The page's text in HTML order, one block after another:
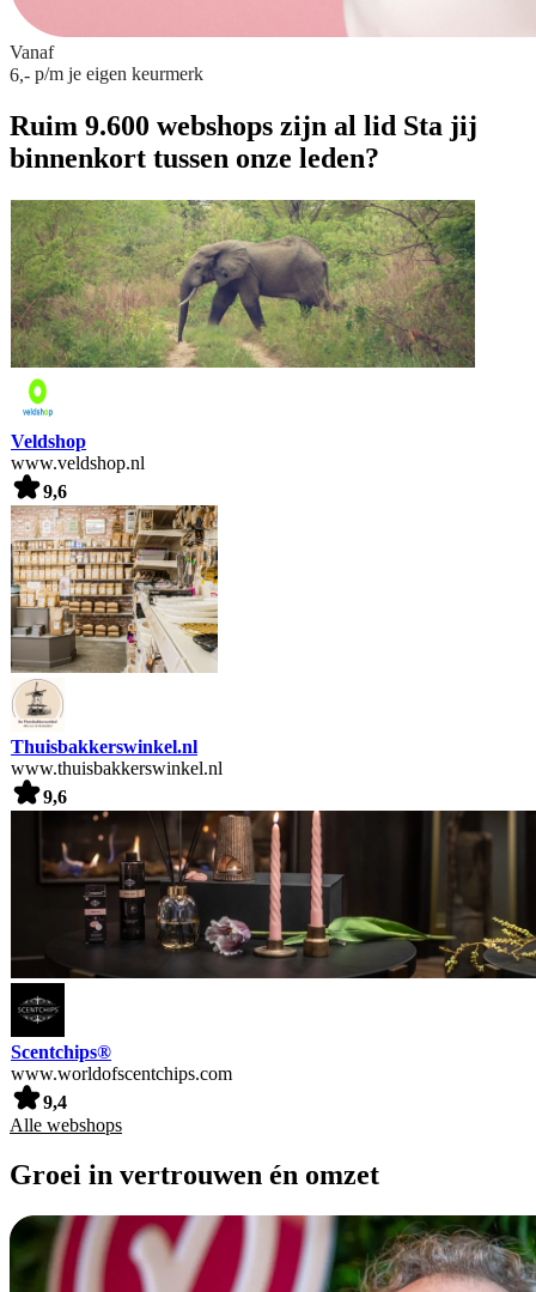
Vanaf
6,- p/m je eigen keurmerk
Ruim 9.600 webshops zijn al lid Sta jij
binnenkort tussen onze leden?
Veldshop
www.veldshop.nl
9,6
Thuisbakkerswinkel.nl
www.thuisbakkerswinkel.nl
9,6
Scentchips®
www.worldofscentchips.com
9,4
Alle webshops
Groei in vertrouwen én omzet